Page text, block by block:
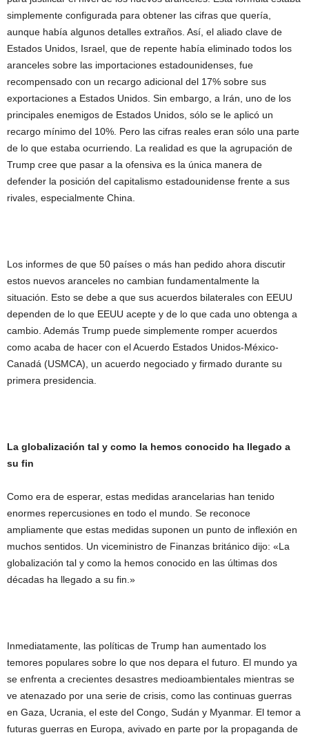
simplemente configurada para obtener las cifras que quería,
aunque había algunos detalles extraños. Así, el aliado clave de
Estados Unidos, Israel, que de repente había eliminado todos los
aranceles sobre las importaciones estadounidenses, fue
recompensado con un recargo adicional del 17% sobre sus
exportaciones a Estados Unidos. Sin embargo, a Irán, uno de los
principales enemigos de Estados Unidos, sólo se le aplicó un
recargo mínimo del 10%. Pero las cifras reales eran sólo una parte
de lo que estaba ocurriendo. La realidad es que la agrupación de
Trump cree que pasar a la ofensiva es la única manera de
defender la posición del capitalismo estadounidense frente a sus
rivales, especialmente China.
Los informes de que 50 países o más han pedido ahora discutir
estos nuevos aranceles no cambian fundamentalmente la
situación. Esto se debe a que sus acuerdos bilaterales con EEUU
dependen de lo que EEUU acepte y de lo que cada uno obtenga a
cambio. Además Trump puede simplemente romper acuerdos
como acaba de hacer con el Acuerdo Estados Unidos-México-
Canadá (USMCA), un acuerdo negociado y firmado durante su
primera presidencia.
La globalización tal y como la hemos conocido ha llegado a
su fin
Como era de esperar, estas medidas arancelarias han tenido
enormes repercusiones en todo el mundo. Se reconoce
ampliamente que estas medidas suponen un punto de inflexión en
muchos sentidos. Un viceministro de Finanzas británico dijo: «La
globalización tal y como la hemos conocido en las últimas dos
décadas ha llegado a su fin.»
Inmediatamente, las políticas de Trump han aumentado los
temores populares sobre lo que nos depara el futuro. El mundo ya
se enfrenta a crecientes desastres medioambientales mientras se
ve atenazado por una serie de crisis, como las continuas guerras
en Gaza, Ucrania, el este del Congo, Sudán y Myanmar. El temor a
futuras guerras en Europa, avivado en parte por la propaganda de